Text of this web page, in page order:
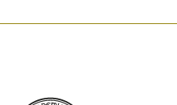
Real Academia Galega